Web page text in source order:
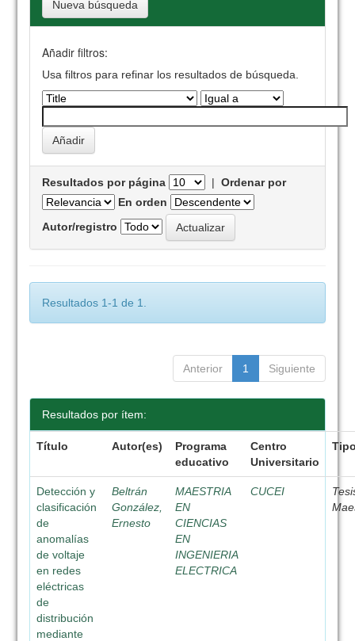
Nueva búsqueda
Añadir filtros:
Usa filtros para refinar los resultados de búsqueda.
Resultados por página |Ordenar por
En orden
Autor/registro
Resultados 1-1 de 1.
Anterior 1 Siguiente
Resultados por ítem:
Título Autor(es)
Programa
educativo
Centro
Universitario
Detección y
clasificación
de
anomalías
de voltaje
en redes
eléctricas
de
distribución
mediante
Beltrán
González,
Ernesto
MAESTRIA
EN
CIENCIAS
EN
INGENIERIA
ELECTRICA
CUCEI